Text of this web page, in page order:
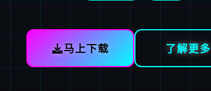
马上下载 了解更多